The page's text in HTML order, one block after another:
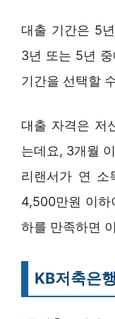
대출 기간은 5
3년 또는 5년
기간을 선택할
대출 자격은 저
는데요, 3개월
리랜서가 연 소
4,500만원 이하
하를 만족하면
KB저축은